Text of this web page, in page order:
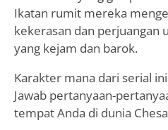
Ikatan rumit mereka
kekerasan dan perjuangan
yang kejam dan barok.
Karakter mana dari serial
Jawab pertanyaan-
tempat Anda di dunia